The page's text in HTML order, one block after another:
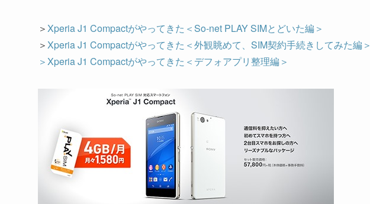
＞Xperia J1 Compactがやってきた＜So-net PLAY SIMとどいた編＞
＞Xperia J1 Compactがやってきた＜外観眺めて、SIM契約手続きしてみた編＞
＞Xperia J1 Compactがやってきた＜デフォアプリ整理編＞